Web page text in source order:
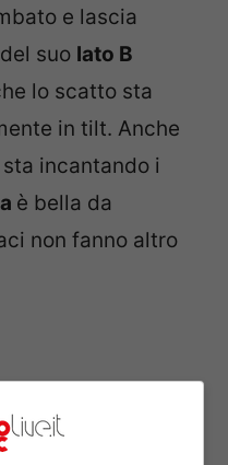
e lascia
suo lato B
lo scatto sta
in tilt. Anche
incantando i
è bella da
non fanno altro